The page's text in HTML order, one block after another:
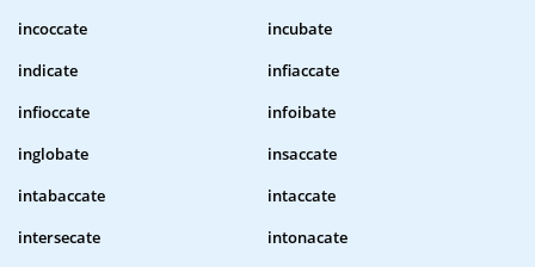
incoccate
incubate
indicate
infiaccate
infioccate
infoibate
inglobate
insaccate
intabaccate
intaccate
intersecate
intonacate